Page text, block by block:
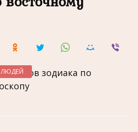
ЛЮДЕЙ